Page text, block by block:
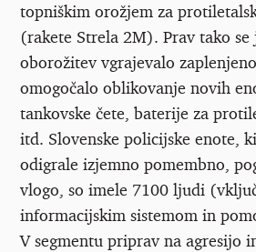
topniškim orožjem za
(rakete Strela 2M). Prav tako se
oborožitev vgrajevalo
omogočalo oblikovanje novih
tankovske čete, baterije za
itd. Slovenske policijske enote,
odigrale izjemno pomembno,
vlogo, so imele 7100 ljudi
informacijskim sistemom in
V segmentu priprav na agresijo